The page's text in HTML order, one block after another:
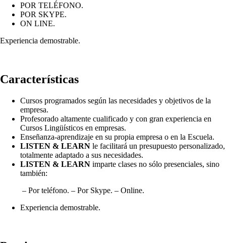
POR TELÉFONO.
POR SKYPE.
ON LINE.
Experiencia demostrable.
Características
Cursos programados según las necesidades y objetivos de la
empresa.
Profesorado altamente cualificado y con gran experiencia en
Cursos Lingüísticos en empresas.
Enseñanza-aprendizaje en su propia empresa o en la Escuela.
LISTEN & LEARN le facilitará un presupuesto personalizado,
totalmente adaptado a sus necesidades.
LISTEN & LEARN imparte clases no sólo presenciales, sino
también:
– Por teléfono. – Por Skype. – Online.
Experiencia demostrable.